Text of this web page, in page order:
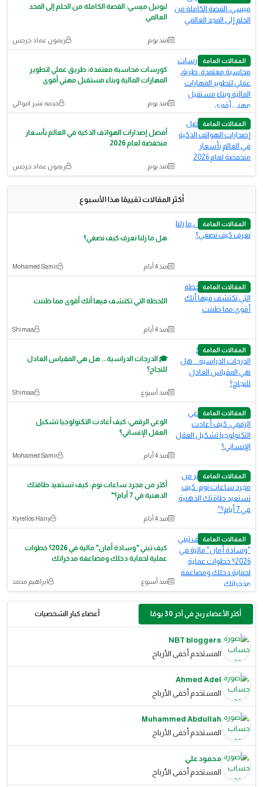
ليونيل ميسي: القصة الكاملة من الحلم إلى المجد
العالمي
منذ يوم ريمون عماد جرجس
المقالات العامة
كورسات محاسبة معتمدة: طريق عملي لتطوير
المهارات المالية وبناء مستقبل مهني أقوى
منذ يوم خدمه نشر اموالي
المقالات العامة
أفضل إصدارات الهواتف الذكية في العالم بأسعار
منخفضة لعام 2026
منذ يوم ريمون عماد جرجس
أكثر المقالات تقييمًا هذا الأسبوع
المقالات العامة
هل ما زلنا نعرف كيف نصغي؟
منذ 4 أيام Mohamed Samir
المقالات العامة
اللحظة التي تكتشف فيها أنك أقوى مما ظننت
منذ 4 أيام Shimaa
المقالات العامة
🎓 الدرجات الدراسية... هل هي المقياس العادل
للنجاح؟
منذ أسبوع Shimaa
المقالات العامة
الوعي الرقمي: كيف أعادت التكنولوجيا تشكيل
العقل الإنساني؟
منذ 4 أيام Mohamed Samir
المقالات العامة
أكثر من مجرد ساعات نوم: كيف تستعيد طاقتك
الذهنية في 7 أيام؟"
منذ 4 أيام Kyrellos Hany
المقالات العامة
كيف تبني "وسادة أمان" مالية في 2026؟ خطوات
عملية لحماية دخلك ومضاعفة مدخراتك
منذ أسبوع ابراهيم محمد
أكثر الأعضاء ربح في آخر 30 يومًا أعضاء كبار الشخصيات
NBT bloggers
المستخدم أخفى الأرباح
Ahmed Adel
المستخدم أخفى الأرباح
Muhammed Abdullah
المستخدم أخفى الأرباح
محمود علي
المستخدم أخفى الأرباح